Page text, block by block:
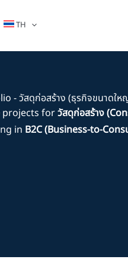
TH
- วัสดุก่อสร้าง (ธุรกิจขนาดให
projects forวัสดุก่อสร้าง
in B2C (Business-to-